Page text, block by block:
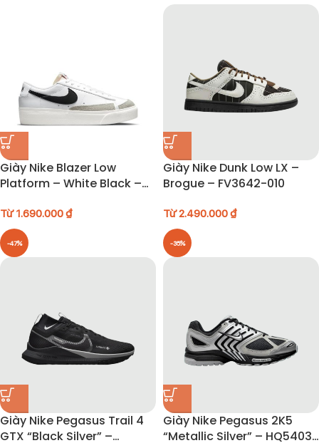
Giày Nike Blazer Low
Platform – White Black –
Từ1.690.000₫
Giày Nike Dunk Low LX –
Brogue – FV3642-010
Từ2.490.000₫
-47%
Giày Nike Pegasus Trail 4
GTX “Black Silver” –
-35%
Giày Nike Pegasus 2K5
“Metallic Silver” – HQ5403-